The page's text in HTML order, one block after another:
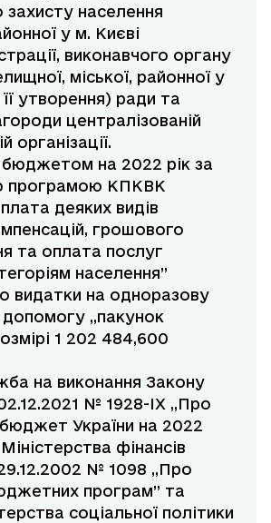
захисту населення
у м. Києві
виконавчого органу
міської, районної у
її утворення) ради та
централізованій
організації.
на 2022 рік за
КПКВК
деяких видів
грошового
та оплата послуг
населення”
видатки на одноразову
,,пакунок
1 202 484,600
на виконання Закону
№ 1928-ІХ ,,Про
України на 2022
фінансів
29.12.2002 № 1098 ,,Про
програм” та
соціальної політики